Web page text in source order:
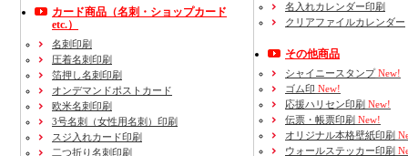
カード商品 （名刺・ショップカード
etc.）
名刺印刷
圧着名刺印刷
箔押し名刺印刷
オンデマンドポストカード
欧米名刺印刷
3号名刺
（女性用名刺） 印刷
スジ入れカード印刷
二つ折り名刺印刷
名入れカレンダー印刷
クリアファイルカレンダー
その他商品
シャイニースタンプNew!
ゴム印 New!
応援ハリセン印刷 New!
伝票・帳票印刷 New!
オリジナル本格壁紙印刷
ウォールステッカー印刷